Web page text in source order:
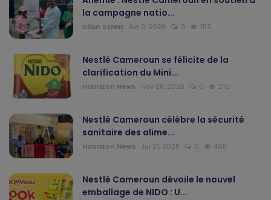
la campagne natio...
Dilan KENNE Avr 9, 2026 0 153
Nestlé Cameroun se félicite de la
clarification du Mini...
Haurizon News Nov 28, 2025 0 210
Nestlé Cameroun célèbre la sécurité
sanitaire des alime...
Haurizon News Jui 21, 2025 0 468
Nestlé Cameroun dévoile le nouvel
emballage de NIDO : U...